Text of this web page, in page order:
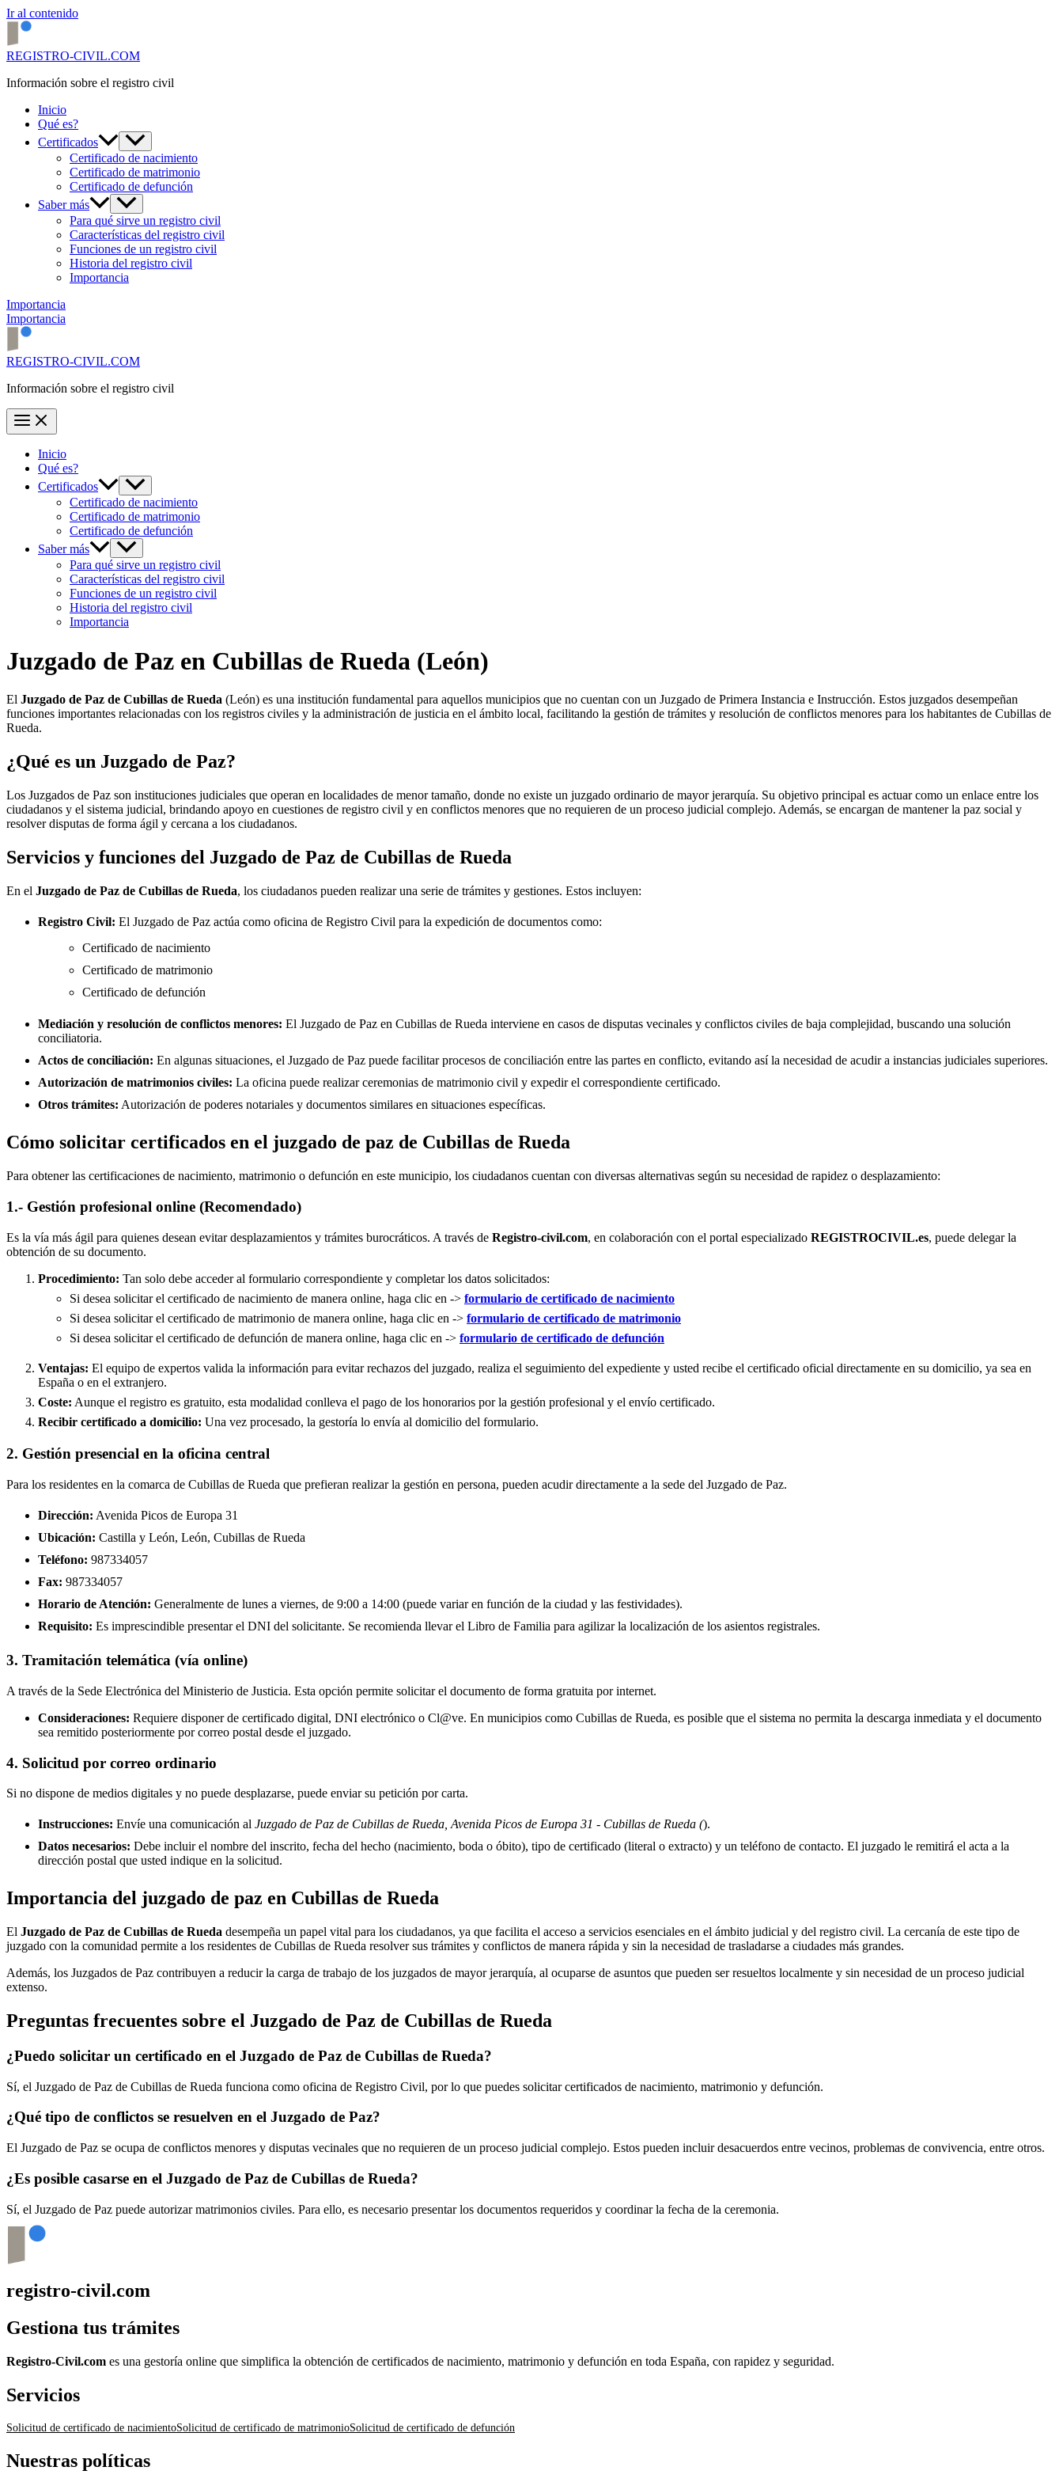
Ir al contenido
REGISTRO-CIVIL.COM
Información sobre el registro civil
Inicio
Qué es?
Certificados
Certificado de nacimiento
Certificado de matrimonio
Certificado de defunción
Saber más
Para qué sirve un registro civil
Características del registro civil
Funciones de un registro civil
Historia del registro civil
Importancia
Importancia
Importancia
REGISTRO-CIVIL.COM
Información sobre el registro civil
Inicio
Qué es?
Certificados
Certificado de nacimiento
Certificado de matrimonio
Certificado de defunción
Saber más
Para qué sirve un registro civil
Características del registro civil
Funciones de un registro civil
Historia del registro civil
Importancia
Juzgado de Paz en Cubillas de Rueda (León)
El Juzgado de Paz de Cubillas de Rueda (León) es una institución fundamental para aquellos municipios que no cuentan con un Juzgado de Primera Instancia e Instrucción. Estos juzgados desempeñan
funciones importantes relacionadas con los registros civiles y la administración de justicia en el ámbito local, facilitando la gestión de trámites y resolución de conflictos menores para los habitantes de Cubillas de
Rueda.
¿Qué es un Juzgado de Paz?
Los Juzgados de Paz son instituciones judiciales que operan en localidades de menor tamaño, donde no existe un juzgado ordinario de mayor jerarquía. Su objetivo principal es actuar como un enlace entre los
ciudadanos y el sistema judicial, brindando apoyo en cuestiones de registro civil y en conflictos menores que no requieren de un proceso judicial complejo. Además, se encargan de mantener la paz social y
resolver disputas de forma ágil y cercana a los ciudadanos.
Servicios y funciones del Juzgado de Paz de Cubillas de Rueda
En el Juzgado de Paz de Cubillas de Rueda, los ciudadanos pueden realizar una serie de trámites y gestiones. Estos incluyen:
Registro Civil: El Juzgado de Paz actúa como oficina de Registro Civil para la expedición de documentos como:
Certificado de nacimiento
Certificado de matrimonio
Certificado de defunción
Mediación y resolución de conflictos menores: El Juzgado de Paz en Cubillas de Rueda interviene en casos de disputas vecinales y conflictos civiles de baja complejidad, buscando una solución
conciliatoria.
Actos de conciliación: En algunas situaciones, el Juzgado de Paz puede facilitar procesos de conciliación entre las partes en conflicto, evitando así la necesidad de acudir a instancias judiciales superiores.
Autorización de matrimonios civiles: La oficina puede realizar ceremonias de matrimonio civil y expedir el correspondiente certificado.
Otros trámites: Autorización de poderes notariales y documentos similares en situaciones específicas.
Cómo solicitar certificados en el juzgado de paz de Cubillas de Rueda
Para obtener las certificaciones de nacimiento, matrimonio o defunción en este municipio, los ciudadanos cuentan con diversas alternativas según su necesidad de rapidez o desplazamiento:
1.- Gestión profesional online (Recomendado)
Es la vía más ágil para quienes desean evitar desplazamientos y trámites burocráticos. A través de Registro-civil.com, en colaboración con el portal especializado REGISTROCIVIL.es, puede delegar la
obtención de su documento.
Procedimiento: Tan solo debe acceder al formulario correspondiente y completar los datos solicitados:
Si desea solicitar el certificado de nacimiento de manera online, haga clic en -> formulario de certificado de nacimiento
Si desea solicitar el certificado de matrimonio de manera online, haga clic en -> formulario de certificado de matrimonio
Si desea solicitar el certificado de defunción de manera online, haga clic en -> formulario de certificado de defunción
Ventajas: El equipo de expertos valida la información para evitar rechazos del juzgado, realiza el seguimiento del expediente y usted recibe el certificado oficial directamente en su domicilio, ya sea en
España o en el extranjero.
Coste: Aunque el registro es gratuito, esta modalidad conlleva el pago de los honorarios por la gestión profesional y el envío certificado.
Recibir certificado a domicilio: Una vez procesado, la gestoría lo envía al domicilio del formulario.
2. Gestión presencial en la oficina central
Para los residentes en la comarca de Cubillas de Rueda que prefieran realizar la gestión en persona, pueden acudir directamente a la sede del Juzgado de Paz.
Dirección: Avenida Picos de Europa 31
Ubicación: Castilla y León, León, Cubillas de Rueda
Teléfono: 987334057
Fax: 987334057
Horario de Atención: Generalmente de lunes a viernes, de 9:00 a 14:00 (puede variar en función de la ciudad y las festividades).
Requisito: Es imprescindible presentar el DNI del solicitante. Se recomienda llevar el Libro de Familia para agilizar la localización de los asientos registrales.
3. Tramitación telemática (vía online)
A través de la Sede Electrónica del Ministerio de Justicia. Esta opción permite solicitar el documento de forma gratuita por internet.
Consideraciones: Requiere disponer de certificado digital, DNI electrónico o Cl@ve. En municipios como Cubillas de Rueda, es posible que el sistema no permita la descarga inmediata y el documento
sea remitido posteriormente por correo postal desde el juzgado.
4. Solicitud por correo ordinario
Si no dispone de medios digitales y no puede desplazarse, puede enviar su petición por carta.
Instrucciones: Envíe una comunicación al Juzgado de Paz de Cubillas de Rueda, Avenida Picos de Europa 31 - Cubillas de Rueda ().
Datos necesarios: Debe incluir el nombre del inscrito, fecha del hecho (nacimiento, boda o óbito), tipo de certificado (literal o extracto) y un teléfono de contacto. El juzgado le remitirá el acta a la
dirección postal que usted indique en la solicitud.
Importancia del juzgado de paz en Cubillas de Rueda
El Juzgado de Paz de Cubillas de Rueda desempeña un papel vital para los ciudadanos, ya que facilita el acceso a servicios esenciales en el ámbito judicial y del registro civil. La cercanía de este tipo de
juzgado con la comunidad permite a los residentes de Cubillas de Rueda resolver sus trámites y conflictos de manera rápida y sin la necesidad de trasladarse a ciudades más grandes.
Además, los Juzgados de Paz contribuyen a reducir la carga de trabajo de los juzgados de mayor jerarquía, al ocuparse de asuntos que pueden ser resueltos localmente y sin necesidad de un proceso judicial
extenso.
Preguntas frecuentes sobre el Juzgado de Paz de Cubillas de Rueda
¿Puedo solicitar un certificado en el Juzgado de Paz de Cubillas de Rueda?
Sí, el Juzgado de Paz de Cubillas de Rueda funciona como oficina de Registro Civil, por lo que puedes solicitar certificados de nacimiento, matrimonio y defunción.
¿Qué tipo de conflictos se resuelven en el Juzgado de Paz?
El Juzgado de Paz se ocupa de conflictos menores y disputas vecinales que no requieren de un proceso judicial complejo. Estos pueden incluir desacuerdos entre vecinos, problemas de convivencia, entre otros.
¿Es posible casarse en el Juzgado de Paz de Cubillas de Rueda?
Sí, el Juzgado de Paz puede autorizar matrimonios civiles. Para ello, es necesario presentar los documentos requeridos y coordinar la fecha de la ceremonia.
registro-civil.com
Gestiona tus trámites
Registro-Civil.com es una gestoría online que simplifica la obtención de certificados de nacimiento, matrimonio y defunción en toda España, con rapidez y seguridad.
Servicios
Solicitud de certificado de nacimientoSolicitud de certificado de matrimonioSolicitud de certificado de defunción
Nuestras políticas